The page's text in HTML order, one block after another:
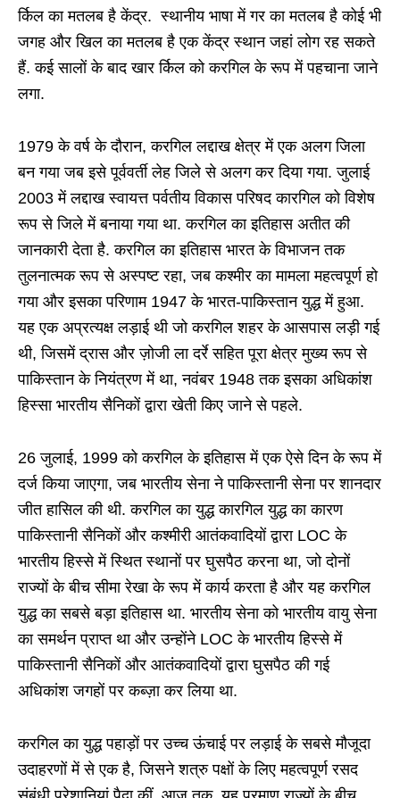
र्किल का मतलब है केंद्र. स्थानीय भाषा में गर का मतलब है कोई भी
जगह और खिल का मतलब है एक केंद्र स्थान जहां लोग रह सकते
हैं. कई सालों के बाद खार र्किल को करगिल के रूप में पहचाना जाने
लगा.
1979 के वर्ष के दौरान, करगिल लद्दाख क्षेत्र में एक अलग जिला
बन गया जब इसे पूर्ववर्ती लेह जिले से अलग कर दिया गया. जुलाई
2003 में लद्दाख स्वायत्त पर्वतीय विकास परिषद कारगिल को विशेष
रूप से जिले में बनाया गया था. करगिल का इतिहास अतीत की
जानकारी देता है. करगिल का इतिहास भारत के विभाजन तक
तुलनात्मक रूप से अस्पष्ट रहा, जब कश्मीर का मामला महत्वपूर्ण हो
गया और इसका परिणाम 1947 के भारत-पाकिस्तान युद्ध में हुआ.
यह एक अप्रत्यक्ष लड़ाई थी जो करगिल शहर के आसपास लड़ी गई
थी, जिसमें द्रास और ज़ोजी ला दर्रे सहित पूरा क्षेत्र मुख्य रूप से
पाकिस्तान के नियंत्रण में था, नवंबर 1948 तक इसका अधिकांश
हिस्सा भारतीय सैनिकों द्वारा खेती किए जाने से पहले.
26 जुलाई, 1999 को करगिल के इतिहास में एक ऐसे दिन के रूप में
दर्ज किया जाएगा, जब भारतीय सेना ने पाकिस्तानी सेना पर शानदार
जीत हासिल की थी. करगिल का युद्ध कारगिल युद्ध का कारण
पाकिस्तानी सैनिकों और कश्मीरी आतंकवादियों द्वारा LOC के
भारतीय हिस्से में स्थित स्थानों पर घुसपैठ करना था, जो दोनों
राज्यों के बीच सीमा रेखा के रूप में कार्य करता है और यह करगिल
युद्ध का सबसे बड़ा इतिहास था. भारतीय सेना को भारतीय वायु सेना
का समर्थन प्राप्त था और उन्होंने LOC के भारतीय हिस्से में
पाकिस्तानी सैनिकों और आतंकवादियों द्वारा घुसपैठ की गई
अधिकांश जगहों पर कब्ज़ा कर लिया था.
करगिल का युद्ध पहाड़ों पर उच्च ऊंचाई पर लड़ाई के सबसे मौजूदा
उदाहरणों में से एक है, जिसने शत्रु पक्षों के लिए महत्वपूर्ण रसद